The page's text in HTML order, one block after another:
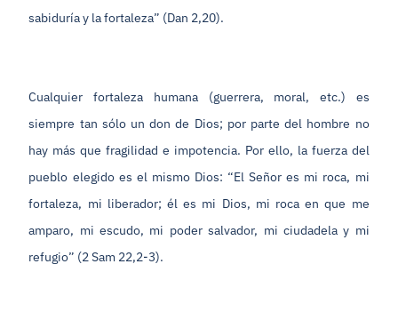
sabiduría y la fortaleza” (Dan 2,20).
Cualquier fortaleza humana (guerrera, moral, etc.) es
siempre tan sólo un don de Dios; por parte del hombre no
hay más que fragilidad e impotencia. Por ello, la fuerza del
pueblo elegido es el mismo Dios: “El Señor es mi roca, mi
fortaleza, mi liberador; él es mi Dios, mi roca en que me
amparo, mi escudo, mi poder salvador, mi ciudadela y mi
refugio” (2 Sam 22,2-3).